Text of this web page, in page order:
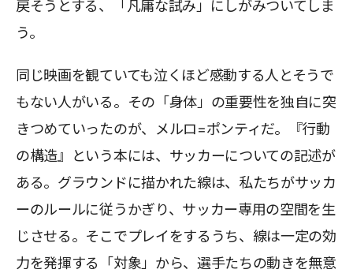
戻そうとする、「凡庸な試み」にしがみついてしま
う。
同じ映画を観ていても泣くほど感動する人とそうで
もない人がいる。その「身体」の重要性を独自に突
きつめていったのが、メルロ=ポンティだ。『行動
の構造』という本には、サッカーについての記述が
ある。グラウンドに描かれた線は、私たちがサッカ
ーのルールに従うかぎり、サッカー専用の空間を生
じさせる。そこでプレイをするうち、線は一定の効
力を発揮する「対象」から、選手たちの動きを無意